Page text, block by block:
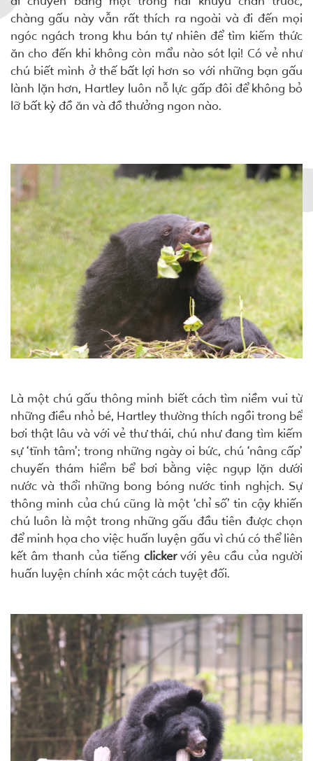
chàng gấu này vẫn rất thích ra ngoài và đi đến mọi
ngóc ngách trong khu bán tự nhiên để tìm kiếm thức
ăn cho đến khi không còn mẩu nào sót lại! Có vẻ như
chú biết mình ở thế bất lợi hơn so với những bạn gấu
lành lặn hơn, Hartley luôn nỗ lực gấp đôi để không bỏ
lỡ bất kỳ đồ ăn và đồ thưởng ngon nào.
Là một chú gấu thông minh biết cách tìm niềm vui từ
những điều nhỏ bé, Hartley thường thích ngồi trong bể
bơi thật lâu và với vẻ thư thái, chú như đang tìm kiếm
sự ‘tĩnh tâm’; trong những ngày oi bức, chú ‘nâng cấp’
chuyến thám hiểm bể bơi bằng việc ngụp lặn dưới
nước và thổi những bong bóng nước tinh nghịch. Sự
thông minh của chú cũng là một ‘chỉ số’ tin cậy khiến
chú luôn là một trong những gấu đầu tiên được chọn
để minh họa cho việc huấn luyện gấu vì chú có thể liên
kết âm thanh của tiếng clickervới yêu cầu của người
huấn luyện chính xác một cách tuyệt đối.